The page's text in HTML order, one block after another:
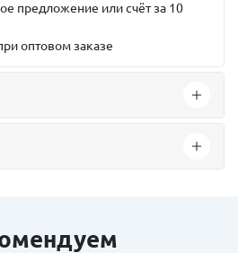
предложение или счёт за 10
оптовом заказе